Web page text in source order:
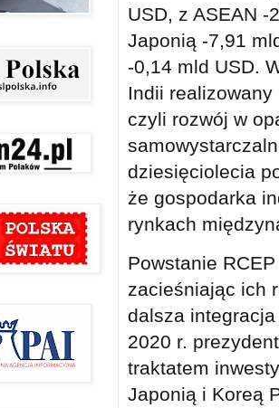
USD, z ASEAN -
Japonią -7,91
-0,14 mld USD.
Indii
czyli rozwój w
dziesięciolecia
że gospodarka
rynkach
Powstanie
zacieśniając ich
dalsza
2020 r.
traktatem
Japonią i Koreą